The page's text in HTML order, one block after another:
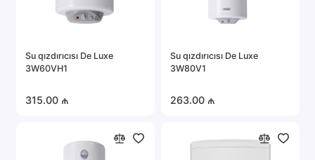
Su qızdırıcısı De Luxe
3W60VH1
315.00 ₼
Su qızdırıcısı De Luxe
3W80V1
263.00 ₼